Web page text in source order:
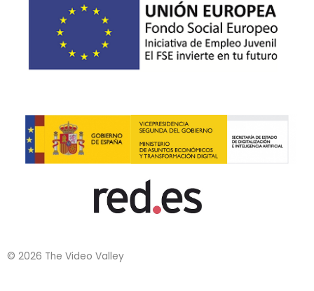
© 2026 The Video Valley